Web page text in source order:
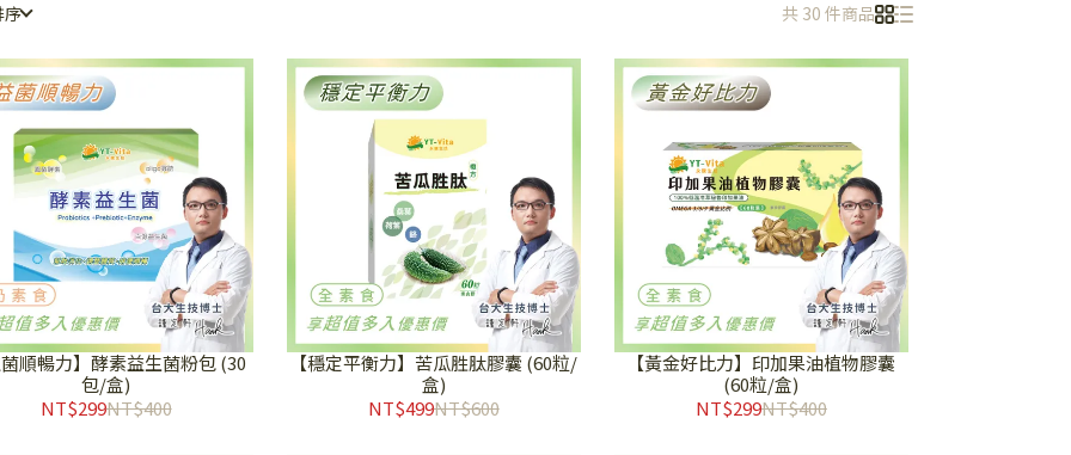
序 共 30 件商品
順暢力】酵素益生菌粉包 (30
包/盒)
NT$299NT$400
【穩定平衡力】苦瓜胜肽膠囊 (60粒/
盒)
NT$499NT$600
【黃金好比力】印加果油植物膠囊
(60粒/盒)
NT$299NT$400